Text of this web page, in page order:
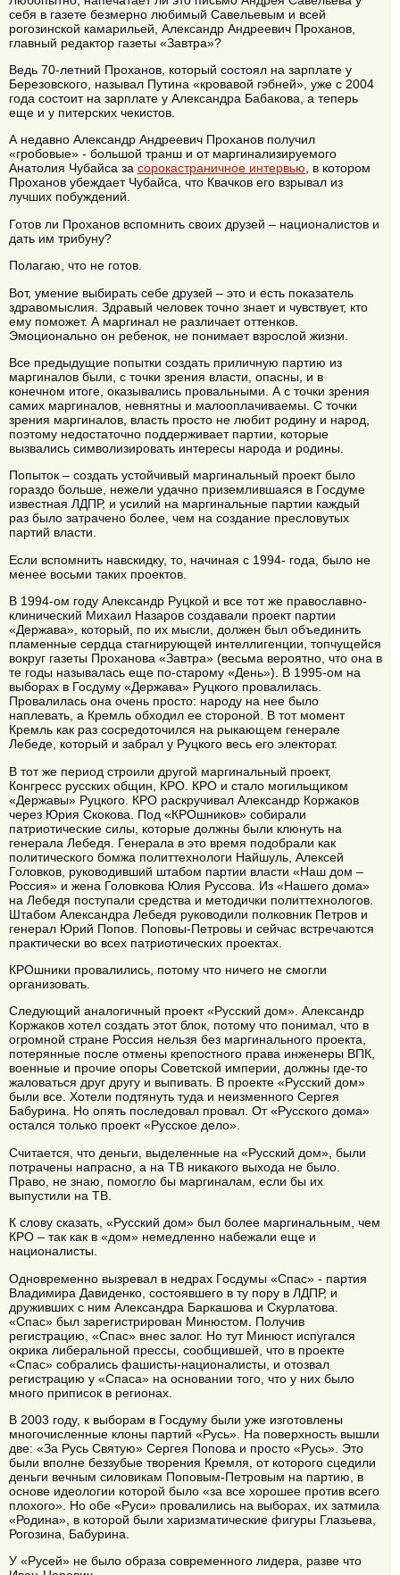
себя в газете безмерно любимый Савельевым и всей
рогозинской камарильей, Александр Андреевич Проханов,
главный редактор газеты «Завтра»?
Ведь 70-летний Проханов, который состоял на зарплате у
Березовского, называл Путина «кровавой гэбней», уже с 2004
года состоит на зарплате у Александра Бабакова, а теперь
еще и у питерских чекистов.
А недавно Александр Андреевич Проханов получил
«гробовые» - большой транш и от маргинализируемого
Анатолия Чубайса за сорокастраничное интервью, в котором
Проханов убеждает Чубайса, что Квачков его взрывал из
лучших побуждений.
Готов ли Проханов вспомнить своих друзей – националистов и
дать им трибуну?
Полагаю, что не готов.
Вот, умение выбирать себе друзей – это и есть показатель
здравомыслия. Здравый человек точно знает и чувствует, кто
ему поможет. А маргинал не различает оттенков.
Эмоционально он ребенок, не понимает взрослой жизни.
Все предыдущие попытки создать приличную партию из
маргиналов были, с точки зрения власти, опасны, и в
конечном итоге, оказывались провальными. А с точки зрения
самих маргиналов, невнятны и малооплачиваемы. С точки
зрения маргиналов, власть просто не любит родину и народ,
поэтому недостаточно поддерживает партии, которые
вызвались символизировать интересы народа и родины.
Попыток – создать устойчивый маргинальный проект было
гораздо больше, нежели удачно приземлившаяся в Госдуме
известная ЛДПР, и усилий на маргинальные партии каждый
раз было затрачено более, чем на создание пресловутых
партий власти.
Если вспомнить навскидку, то, начиная с 1994- года, было не
менее восьми таких проектов.
В 1994-ом году Александр Руцкой и все тот же православно-
клинический Михаил Назаров создавали проект партии
«Держава», который, по их мысли, должен был объединить
пламенные сердца стагнирующей интеллигенции, топчущейся
вокруг газеты Проханова «Завтра» (весьма вероятно, что она в
те годы называлась еще по-старому «День»). В 1995-ом на
выборах в Госдуму «Держава» Руцкого провалилась.
Провалилась она очень просто: народу на нее было
наплевать, а Кремль обходил ее стороной. В тот момент
Кремль как раз сосредоточился на рыкающем генерале
Лебеде, который и забрал у Руцкого весь его электорат.
В тот же период строили другой маргинальный проект,
Конгресс русских общин, КРО. КРО и стало могильщиком
«Державы» Руцкого. КРО раскручивал Александр Коржаков
через Юрия Скокова. Под «КРОшников» собирали
патриотические силы, которые должны были клюнуть на
генерала Лебедя. Генерала в это время подобрали как
политического бомжа политтехнологи Найшуль, Алексей
Головков, руководивший штабом партии власти «Наш дом –
Россия» и жена Головкова Юлия Руссова. Из «Нашего дома»
на Лебедя поступали средства и методички политтехнологов.
Штабом Александра Лебедя руководили полковник Петров и
генерал Юрий Попов. Поповы-Петровы и сейчас встречаются
практически во всех патриотических проектах.
КРОшники провалились, потому что ничего не смогли
организовать.
Следующий аналогичный проект «Русский дом». Александр
Коржаков хотел создать этот блок, потому что понимал, что в
огромной стране Россия нельзя без маргинального проекта,
потерянные после отмены крепостного права инженеры ВПК,
военные и прочие опоры Советской империи, должны где-то
жаловаться друг другу и выпивать. В проекте «Русский дом»
были все. Хотели подтянуть туда и неизменного Сергея
Бабурина. Но опять последовал провал. От «Русского дома»
остался только проект «Русское дело».
Считается, что деньги, выделенные на «Русский дом», были
потрачены напрасно, а на ТВ никакого выхода не было.
Право, не знаю, помогло бы маргиналам, если бы их
выпустили на ТВ.
К слову сказать, «Русский дом» был более маргинальным, чем
КРО – так как в «дом» немедленно набежали еще и
националисты.
Одновременно вызревал в недрах Госдумы «Спас» - партия
Владимира Давиденко, состоявшего в ту пору в ЛДПР, и
друживших с ним Александра Баркашова и Скурлатова.
«Спас» был зарегистрирован Минюстом. Получив
регистрацию, «Спас» внес залог. Но тут Минюст испугался
окрика либеральной прессы, сообщившей, что в проекте
«Спас» собрались фашисты-националисты, и отозвал
регистрацию у «Спаса» на основании того, что у них было
много приписок в регионах.
В 2003 году, к выборам в Госдуму были уже изготовлены
многочисленные клоны партий «Русь». На поверхность вышли
две: «За Русь Святую» Сергея Попова и просто «Русь». Это
были вполне беззубые творения Кремля, от которого сцедили
деньги вечным силовикам Поповым-Петровым на партию, в
основе идеологии которой было «за все хорошее против всего
плохого». Но обе «Руси» провалились на выборах, их затмила
«Родина», в которой были харизматические фигуры Глазьева,
Рогозина, Бабурина.
У «Русей» не было образа современного лидера, разве что